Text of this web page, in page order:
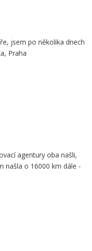
jsem po několika dnech
Praha
agentury oba našli,
našla o 16000 km dále -